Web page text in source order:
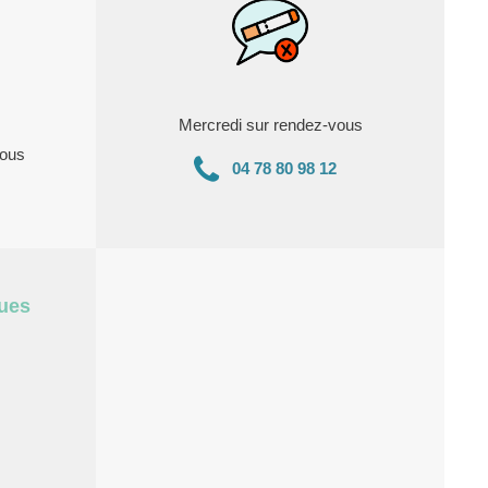
Mercredi sur rendez-vous
04 78 80 98 12